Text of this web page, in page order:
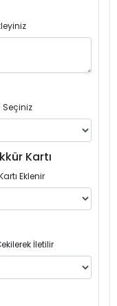
Seçiniz
Kartı
Eklenir
İletilir